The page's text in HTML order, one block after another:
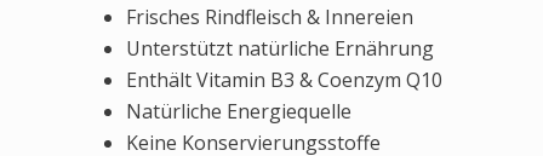
Frisches Rindfleisch & Innereien
Unterstützt natürliche Ernährung
Enthält Vitamin B3 & Coenzym Q10
Natürliche Energiequelle
Keine Konservierungsstoffe